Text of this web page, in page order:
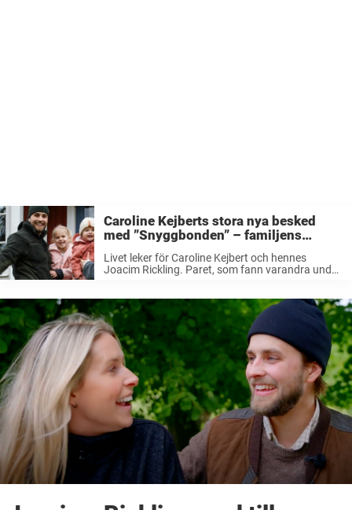
Caroline Kejberts stora nya besked
med ”Snyggbonden” – familjens
förändring
Livet leker för Caroline Kejbert och hennes
Joacim Rickling. Paret, som fann varandra under
ytterligare en förändring i familjelivet… Caroline ...